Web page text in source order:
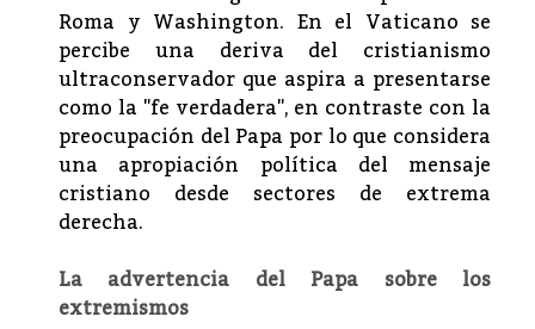
Roma y Washington. En el Vaticano se
percibe una deriva del cristianismo
ultraconservador que aspira a presentarse
como la "fe verdadera", en contraste con la
preocupación del Papa por lo que considera
una apropiación política del mensaje
cristiano desde sectores de extrema
derecha.
La advertencia del Papa sobre los
extremismos